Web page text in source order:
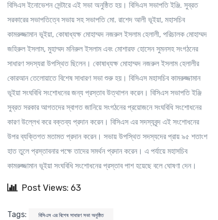
বিসিএস ইনোভেশন সেন্টারে এই সভা অনুষ্ঠিত হয়। বিসিএস সভাপতি ইঞ্জি. সুব্রত
সরকারের সভাপতিত্বে সভায় সহ সভাপতি মো. রাশেদ আলী ভূইয়া, মহাসচিব
কামরুজ্জামান ভূইয়া, কোষাধ্যক্ষ মোহাম্মদ নজরুল ইসলাম হেলালী, পরিচালক মোহাম্মদ
জহিরুল ইসলাম, মুহাম্মদ মনিরুল ইসলাম এবং মোশারফ হোসেন সুমনসহ সংগঠনের
সাধারণ সদস্যরা উপস্থিত ছিলেন। কোষাধ্যক্ষ মোহাম্মদ নজরুল ইসলাম হেলালীর
কোরআন তেলোয়াতে বিশেষ সাধারণ সভা শুরু হয়। বিসিএস মহাসচিব কামরুজ্জামান
ভূইয়া সংঘবিধি সংশোধনের জন্য প্রস্তাব উত্থাপন করেন। বিসিএস সভাপতি ইঞ্জি
সুব্রত সরকার আগতদের স্বাগত জানিয়ে সংগঠনের প্রয়োজনে সংঘবিধি সংশোধনের
কারণ উল্লেখ করে বক্তব্য প্রদান করেন। বিসিএস এর সদস্যবৃন্দ এই সংশোধনের
উপর ব্যক্তিগত মতামত প্রদান করেন। সভায় উপস্থিত সদস্যদের প্রায় ৯৫ শতাংশ
হাত তুলে প্রস্তাবনার পক্ষে তাদের সমর্থন প্রদান করেন। এ পর্যায়ে মহাসচিব
কামরুজ্জামান ভূইয়া সংঘবিধি সংশোধনের প্রস্তাব পাশ হয়েছে বলে ঘোষণা দেন।
Post Views: 63
Tags: বিসিএস এর বিশেষ সাধারণ সভা অনুষ্ঠিত